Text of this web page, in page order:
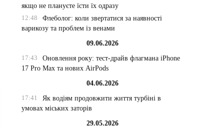
якщо не плануєте їсти їх одразу
12:48
Флеболог: коли звертатися за наявності
варикозу та проблем із венами
09.06.2026
17:43
Оновлення року: тест-драйв флагмана iPhone
17 Pro Max та нових AirPods
04.06.2026
17:41
Як водіям продовжити життя турбіні в
умовах міських заторів
29.05.2026